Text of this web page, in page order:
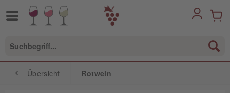
Übersicht Rotwein